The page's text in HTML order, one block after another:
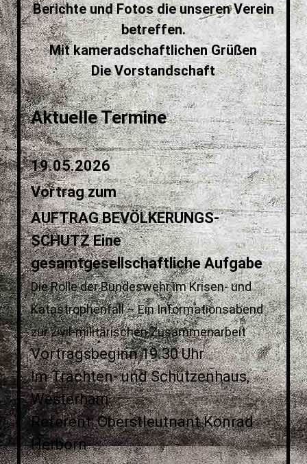
Berichte und Fotos die unseren Verein
betreffen.
Mit kameradschaftlichen Grüßen
Die Vorstandschaft
Aktuelle Termine
19.05.2026
Vortrag zum
AUFTRAG BEVÖLKERUNGS-
SCHUTZ Eine
gesamtgesellschaftliche Aufgabe
Die Rolle der Bundeswehr im Krisen- und
Katastrophenfall – Ein Informationsabend
zur zivil-militärischen Zusammenarbeit
Vortragsbeginn 19.30 Uhr
Im Trachten- und Schützenhaus,
Westerham
Referent: Oberstleutnant Konrad
Herborn